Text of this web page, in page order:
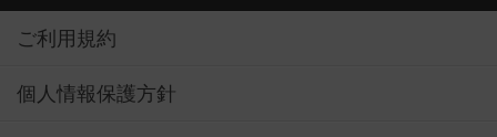
ご利用規約
個人情報保護方針